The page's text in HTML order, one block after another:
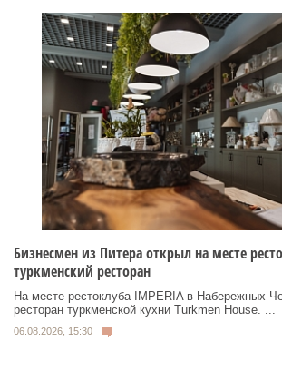
Бизнесмен из Питера открыл на месте
туркменский ресторан
На месте рестоклуба IMPERIA в Набережных
ресторан туркменской кухни Turkmen House. ...
06.08.2026, 15:30